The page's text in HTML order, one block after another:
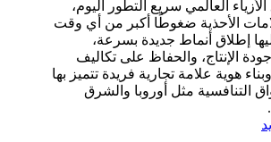
العالمي سريع التطور اليوم،
الأحذية ضغوطًا أكبر من أي وقت
إطلاق أنماط جديدة بسرعة،
الإنتاج، والحفاظ على تكاليف
هوية علامة تجارية فريدة تتميز بها
التنافسية مثل أوروبا والشرق